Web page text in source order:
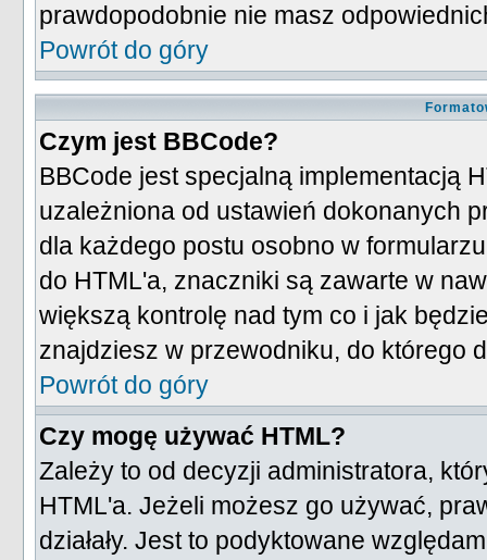
prawdopodobnie nie masz
Powrót do góry
Czym jest BBCode?
BBCode jest specjalną implementacją
uzależniona od ustawień dokonanych
dla każdego postu osobno w
do HTML'a, znaczniki są zawarte w
większą kontrolę nad tym co i jak
znajdziesz w przewodniku, do którego
Powrót do góry
Czy mogę używać HTML?
Zależy to od decyzji administratora,
HTML'a. Jeżeli możesz go używać,
działały. Jest to podyktowane